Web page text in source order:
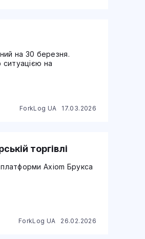
на 30 березня.
на
ForkLog UA 17.03.2026
торгівлі
Axiom Брукса
ForkLog UA 26.02.2026